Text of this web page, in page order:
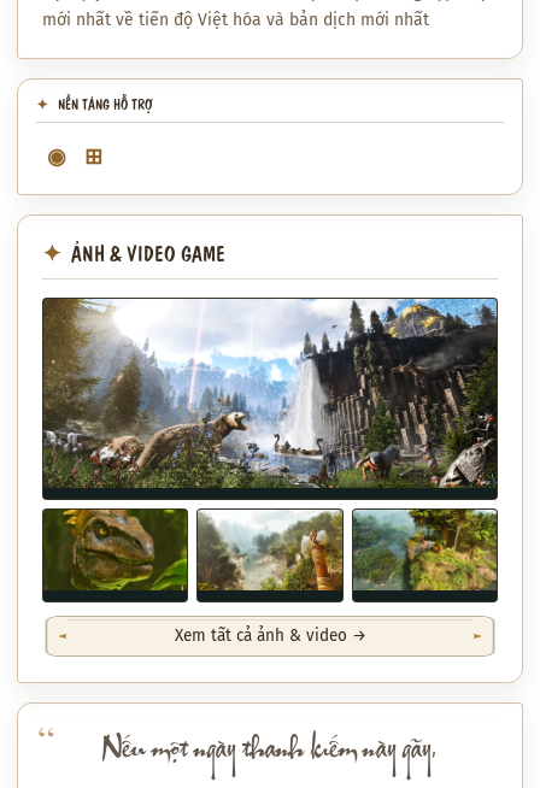
mới nhất về tiến độ Việt hóa và bản dịch mới nhất
NỀN TẢNG HỖ TRỢ
◉ ⊞
ẢNH & VIDEO GAME
Xem tất cả ảnh & video →
Nếu một ngày thanh kiếm này gãy,